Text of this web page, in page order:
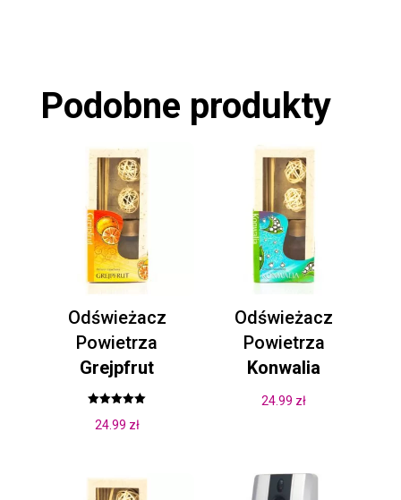
Podobne produkty
Odświeżacz
Powietrza
Grejpfrut
5.00
24.99 zł
Odświeżacz
Powietrza
Konwalia
24.99 zł